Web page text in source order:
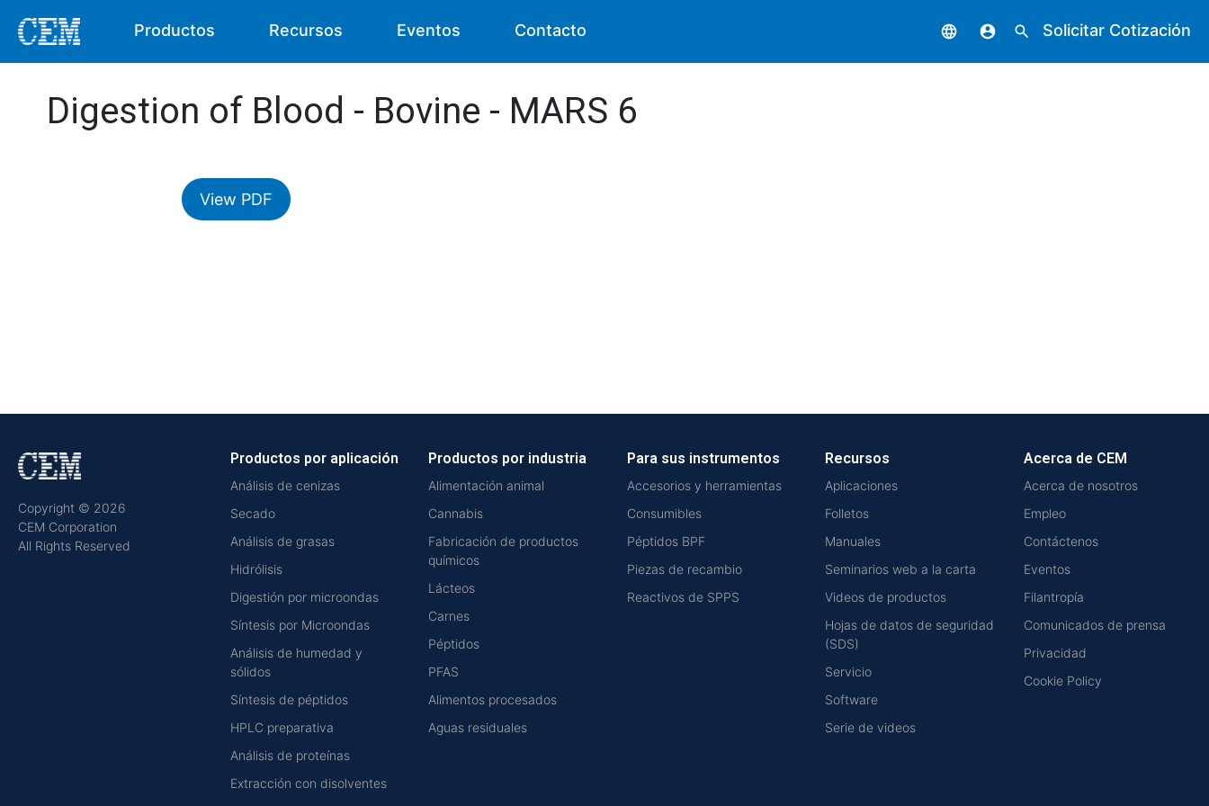
Productos Recursos Eventos Contacto language account_circle search Solicitar Cotización
Digestion of Blood - Bovine - MARS 6
View PDF
Copyright © 2026
CEM Corporation
All Rights Reserved
Productos por aplicación
Análisis de cenizas
Secado
Análisis de grasas
Hidrólisis
Digestión por microondas
Síntesis por Microondas
Análisis de humedad y
sólidos
Síntesis de péptidos
HPLC preparativa
Análisis de proteínas
Extracción con disolventes
Productos por industria
Alimentación animal
Cannabis
Fabricación de productos
químicos
Lácteos
Carnes
Péptidos
PFAS
Alimentos procesados
Aguas residuales
Para sus instrumentos
Accesorios y herramientas
Consumibles
Péptidos BPF
Piezas de recambio
Reactivos de SPPS
Recursos
Aplicaciones
Folletos
Manuales
Seminarios web a la carta
Videos de productos
Hojas de datos de seguridad
(SDS)
Servicio
Software
Serie de videos
Acerca de CEM
Acerca de nosotros
Empleo
Contáctenos
Eventos
Filantropía
Comunicados de prensa
Privacidad
Cookie Policy